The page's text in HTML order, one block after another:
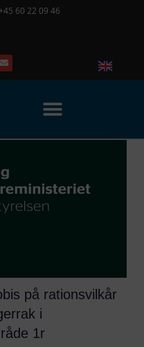
+45 60 22 09 46
på rationsvilkår
i
1r